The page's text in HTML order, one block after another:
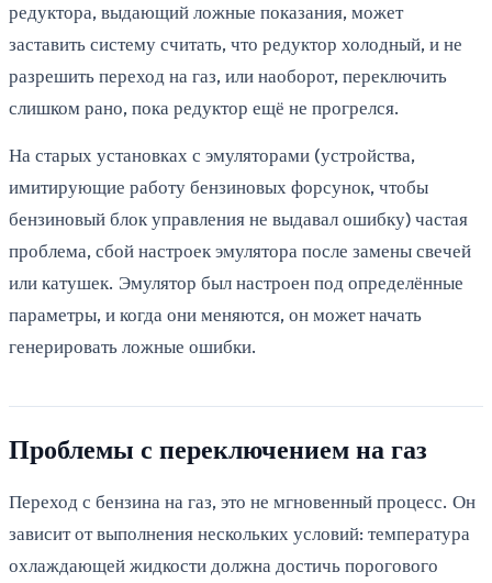
редуктора, выдающий ложные показания, может
заставить систему считать, что редуктор холодный, и не
разрешить переход на газ, или наоборот, переключить
слишком рано, пока редуктор ещё не прогрелся.
На старых установках с эмуляторами (устройства,
имитирующие работу бензиновых форсунок, чтобы
бензиновый блок управления не выдавал ошибку) частая
проблема, сбой настроек эмулятора после замены свечей
или катушек. Эмулятор был настроен под определённые
параметры, и когда они меняются, он может начать
генерировать ложные ошибки.
Проблемы с переключением на газ
Переход с бензина на газ, это не мгновенный процесс. Он
зависит от выполнения нескольких условий: температура
охлаждающей жидкости должна достичь порогового